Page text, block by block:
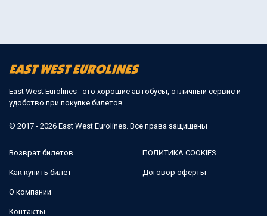
East West Eurolines - это хорошие автобусы, отличный сервис и
удобство при покупке билетов
© 2017 - 2026 East West Eurolines. Все права защищены
Возврат билетов
Как купить билет
О компании
Контакты
ПОЛИТИКА COOKIES
Договор оферты